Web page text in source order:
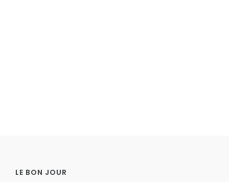
LE BON JOUR